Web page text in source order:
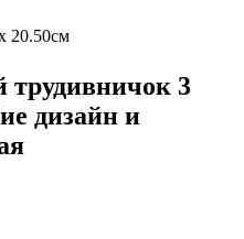
20.50см
3
дизайн и